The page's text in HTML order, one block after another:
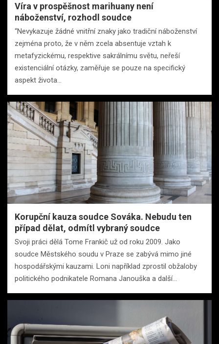
Víra v prospěšnost marihuany není
náboženství, rozhodl soudce
“Nevykazuje žádné vnitřní znaky jako tradiční náboženství
zejména proto, že v něm zcela absentuje vztah k
metafyzickému, respektive sakrálnímu světu, neřeší
existenciální otázky, zaměřuje se pouze na specifický
aspekt života…
Korupční kauza soudce Sováka. Nebudu ten
případ dělat, odmítl vybraný soudce
Svoji práci dělá Tome Frankič už od roku 2009. Jako
soudce Městského soudu v Praze se zabývá mimo jiné
hospodářskými kauzami. Loni například zprostil obžaloby
politického podnikatele Romana Janouška a další…